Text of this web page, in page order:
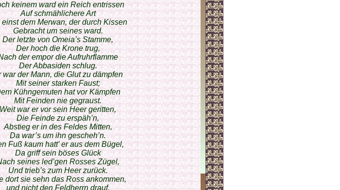
keinem ward ein Reich entrissen
Auf schmählichere Art
dem Merwan, der durch Kissen
Gebracht um seines ward.
Der letzte von Omeia’s Stamme,
Der hoch die Krone trug,
der empor die Aufruhrflamme
Der Abbasiden schlug.
war der Mann, die Glut zu dämpfen
Mit seiner starken Faust;
Kühngemuten hat vor Kämpfen
Mit Feinden nie gegraust.
Weit war er vor sein Heer geritten,
Die Feinde zu erspäh’n,
Abstieg er in des Feldes Mitten,
Da war’s um ihn gescheh’n.
Fuß kaum hatt’ er aus dem Bügel,
Da griff sein böses Glück
seines led’gen Rosses Zügel,
Und trieb’s zum Heer zurück.
dort sie sehn das Ross ankommen,
und nicht den Feldherrn drauf,